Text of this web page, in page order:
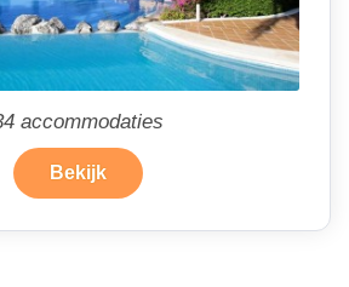
accommodaties
Bekijk